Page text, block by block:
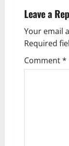
a
v
i
g
Leave a
Your email
Required
Comment*